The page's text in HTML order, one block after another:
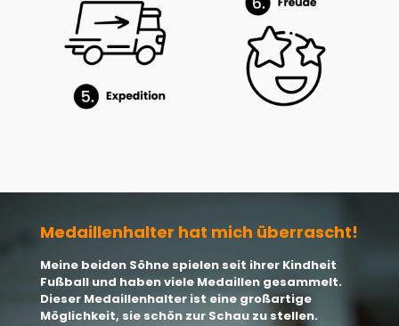
Medaillenhalter hat mich überrascht!
Meine beiden Söhne spielen seit ihrer Kindheit
Fußball und haben viele Medaillen gesammelt.
Dieser Medaillenhalter ist eine großartige
Möglichkeit, sie schön zur Schau zu stellen.